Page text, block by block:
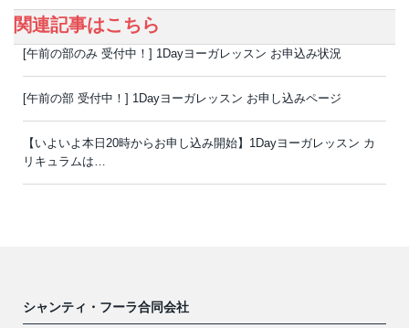
関連記事はこちら
[午前の部のみ 受付中！] 1Dayヨーガレッスン お申込み状況
[午前の部 受付中！] 1Dayヨーガレッスン お申し込みページ
【いよいよ本日20時からお申し込み開始】1Dayヨーガレッスン カ
リキュラムは…
シャンティ・フーラ合同会社